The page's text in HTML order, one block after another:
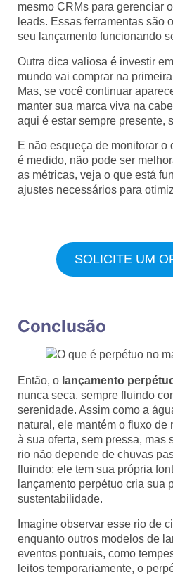
mesmo CRMs para gerenciar
leads. Essas ferramentas são
seu lançamento funcionando
Outra dica valiosa é investir em
mundo vai comprar na
Mas, se você continuar
manter sua marca viva na
aqui é estar sempre presente,
E não esqueça de monitorar o
é medido, não pode ser
as métricas, veja o que está
ajustes necessários para
SOLICITE UM
Conclusão
Então, o lançamento
nunca seca, sempre fluindo
serenidade. Assim como a
natural, ele mantém o fluxo de
à sua oferta, sem pressa, mas
rio não depende de chuvas
fluindo; ele tem sua própria
lançamento perpétuo cria sua
sustentabilidade.
Imagine observar esse rio de
enquanto outros modelos de
eventos pontuais, como
leitos temporariamente, o